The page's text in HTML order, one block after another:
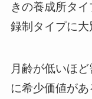
きの養成所タ
録制タイプに大
月齢が低いほ
に希少価値が